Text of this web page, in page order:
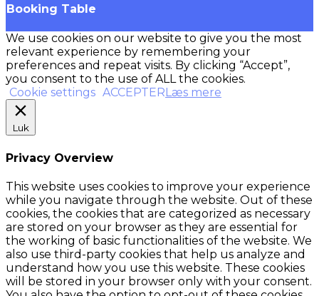
Booking Table
We use cookies on our website to give you the most
relevant experience by remembering your
preferences and repeat visits. By clicking “Accept”,
you consent to the use of ALL the cookies.
Cookie settings ACCEPTER Læs mere
Luk
Privacy Overview
This website uses cookies to improve your experience
while you navigate through the website. Out of these
cookies, the cookies that are categorized as necessary
are stored on your browser as they are essential for
the working of basic functionalities of the website. We
also use third-party cookies that help us analyze and
understand how you use this website. These cookies
will be stored in your browser only with your consent.